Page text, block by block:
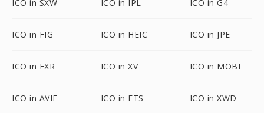
ICO in SXW ICO in IPL ICO in G4
ICO in FIG ICO in HEIC ICO in JPE
ICO in EXR ICO in XV ICO in MOBI
ICO in AVIF ICO in FTS ICO in XWD